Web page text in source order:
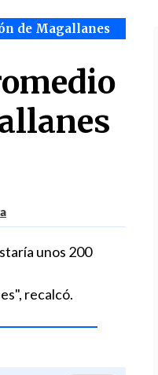
de Magallanes
unos 200
recalcó.